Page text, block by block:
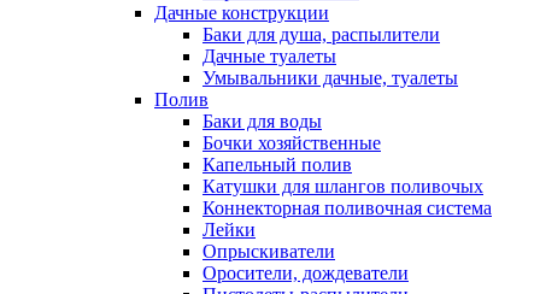
Дачные конструкции
Баки для душа, распылители
Дачные туалеты
Умывальники дачные, туалеты
Полив
Баки для воды
Бочки хозяйственные
Капельный полив
Катушки для шлангов поливочых
Коннекторная поливочная система
Лейки
Опрыскиватели
Оросители, дождеватели